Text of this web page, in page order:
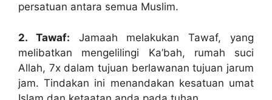
persatuan antara semua Muslim.
2. Tawaf: Jamaah melakukan Tawaf, yang
melibatkan mengelilingi Ka’bah, rumah suci
Allah, 7x dalam tujuan berlawanan tujuan jarum
jam. Tindakan ini menandakan kesatuan umat